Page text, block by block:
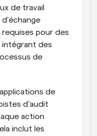
de travail
pour des
des
de
de
d'audit
action
inclut les